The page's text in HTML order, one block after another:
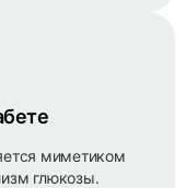
миметиком
глюкозы.